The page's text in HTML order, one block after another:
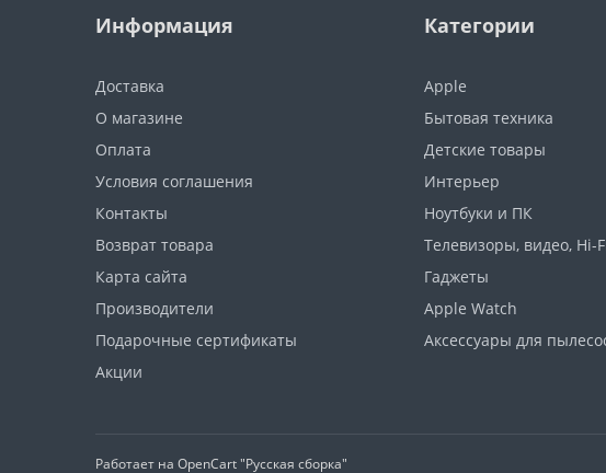
Информация
Доставка
О магазине
Оплата
Условия соглашения
Контакты
Возврат товара
Карта сайта
Производители
Подарочные сертификаты
Акции
Категории
Apple
Бытовая техника
Детские товары
Интерьер
Ноутбуки и ПК
Телевизоры, видео, Hi-
Гаджеты
Apple Watch
Аксессуары для
Работает на OpenCart "Русская сборка"